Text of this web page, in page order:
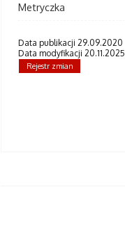
Metryczka
Data publikacji 29.09.2020
Data modyfikacji 20.11.2025
Rejestr zmian